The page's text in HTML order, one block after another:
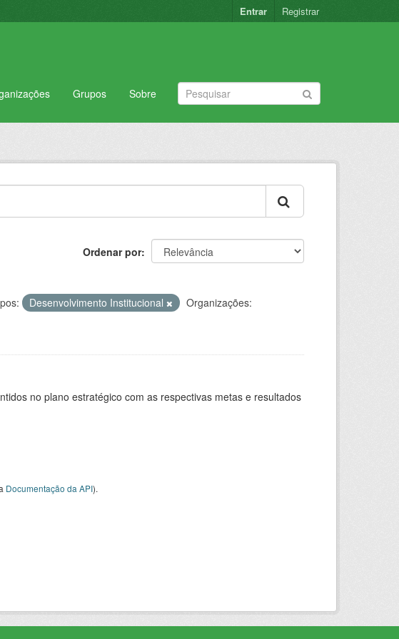
Entrar Registrar
Grupos Sobre
Ordenar por
Desenvolvimento Institucional
Organizações:
no plano estratégico com as respectivas metas e resultados
Documentação da API).